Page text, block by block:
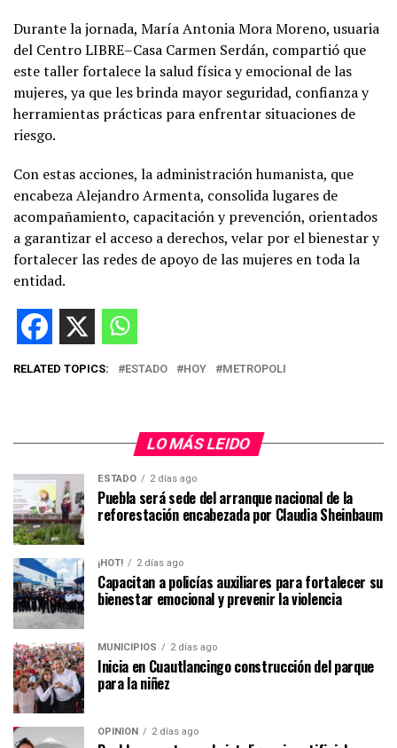
Durante la jornada, María Antonia Mora Moreno, usuaria
del Centro LIBRE–Casa Carmen Serdán, compartió que
este taller fortalece la salud física y emocional de las
mujeres, ya que les brinda mayor seguridad, confianza y
herramientas prácticas para enfrentar situaciones de
riesgo.
Con estas acciones, la administración humanista, que
encabeza Alejandro Armenta, consolida lugares de
acompañamiento, capacitación y prevención, orientados
a garantizar el acceso a derechos, velar por el bienestar y
fortalecer las redes de apoyo de las mujeres en toda la
entidad.
RELATED TOPICS: ESTADO HOY METROPOLI
LO MÁS LEIDO
ESTADO 2 días ago
Puebla será sede del arranque nacional de la
reforestación encabezada por Claudia Sheinbaum
¡HOT! 2 días ago
Capacitan a policías auxiliares para fortalecer su
bienestar emocional y prevenir la violencia
MUNICIPIOS 2 días ago
Inicia en Cuautlancingo construcción del parque
para la niñez
OPINIÓN 2 días ago